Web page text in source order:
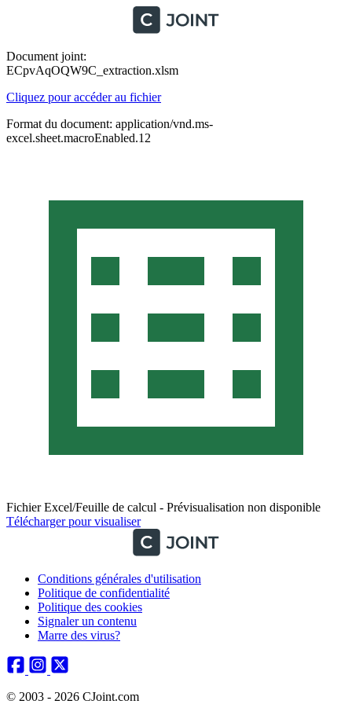
Document joint:
ECpvAqOQW9C_extraction.xlsm
Cliquez pour accéder au fichier
Format du document: application/vnd.ms-
excel.sheet.macroEnabled.12
Fichier Excel/Feuille de calcul - Prévisualisation non disponible
Télécharger pour visualiser
Conditions générales d'utilisation
Politique de confidentialité
Politique des cookies
Signaler un contenu
Marre des virus?
© 2003 - 2026 CJoint.com